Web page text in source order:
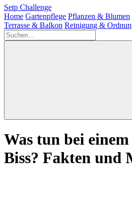
Setp Challenge
Home Gartenpflege Pflanzen & Blumen
Terrasse & Balkon Reinigung &
Was tun bei
Biss? Fakten und